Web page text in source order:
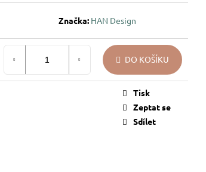
Značka: HAN Design
DO KOŠÍKU
Tisk
Zeptat se
Sdílet